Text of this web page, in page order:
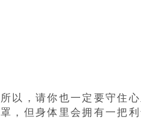
所以，请你也一定要守住
罩，但身体里会拥有一把